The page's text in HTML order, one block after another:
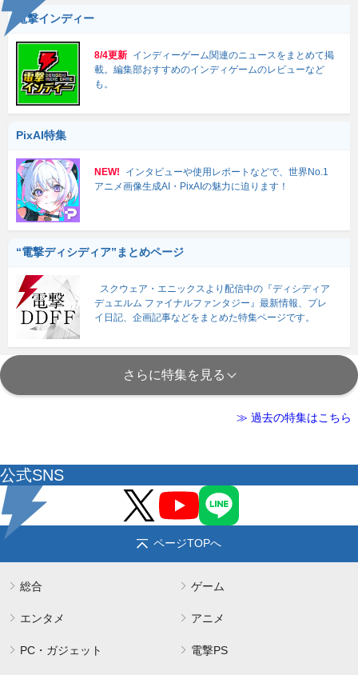
電撃インディー
8/4更新 インディーゲーム関連のニュースをまとめて掲
載。編集部おすすめのインディゲームのレビューなど
も。
PixAI特集
NEW!
インタビューや使用レポートなどで、世界No.1
アニメ画像生成AI・PixAIの魅力に迫ります！
“電撃ディシディア”まとめページ
スクウェア・エニックスより配信中の『ディシディア
デュエルム ファイナルファンタジー』最新情報、プレ
イ日記、企画記事などをまとめた特集ページです。
さらに特集を見る
≫ 過去の特集はこちら
公式SNS
ページTOPへ
総合 ゲーム
エンタメ アニメ
PC・ガジェット 電撃PS